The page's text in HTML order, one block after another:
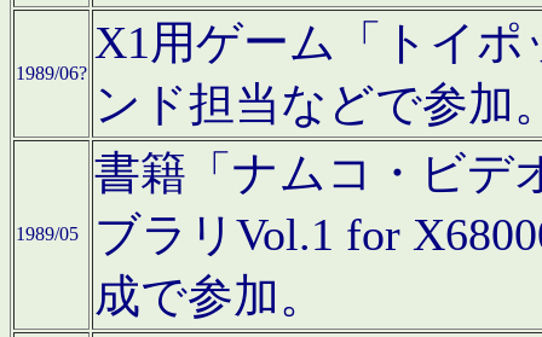
1989/06?
X1用ゲーム「トイ
ンド担当などで参加
1989/05
書籍「ナムコ・ビデ
ブラリVol.1 for
成で参加。